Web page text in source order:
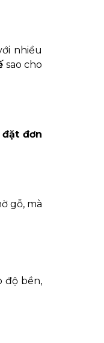
nhiều
sao cho
đơn
gỗ, mà
độ bền,